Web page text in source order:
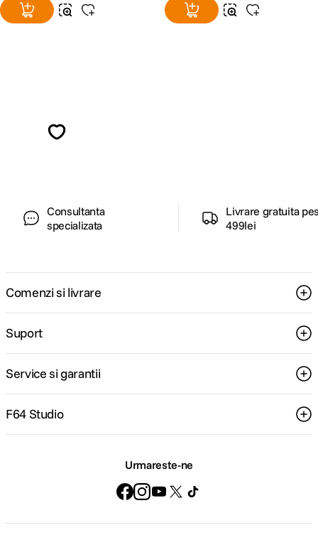
Consultanta
specializata
Livrare gratuita
499lei
Comenzi si livrare
Suport
Service si garantii
F64 Studio
Urmareste-ne